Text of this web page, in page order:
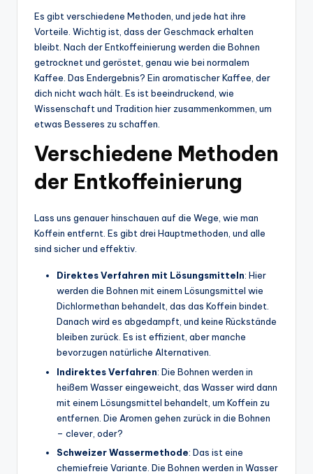
Es gibt verschiedene Methoden, und jede hat ihre
Vorteile. Wichtig ist, dass der Geschmack erhalten
bleibt. Nach der Entkoffeinierung werden die Bohnen
getrocknet und geröstet, genau wie bei normalem
Kaffee. Das Endergebnis? Ein aromatischer Kaffee, der
dich nicht wach hält. Es ist beeindruckend, wie
Wissenschaft und Tradition hier zusammenkommen, um
etwas Besseres zu schaffen.
Verschiedene Methoden
der Entkoffeinierung
Lass uns genauer hinschauen auf die Wege, wie man
Koffein entfernt. Es gibt drei Hauptmethoden, und alle
sind sicher und effektiv.
Direktes Verfahren mit Lösungsmitteln: Hier
werden die Bohnen mit einem Lösungsmittel wie
Dichlormethan behandelt, das das Koffein bindet.
Danach wird es abgedampft, und keine Rückstände
bleiben zurück. Es ist effizient, aber manche
bevorzugen natürliche Alternativen.
Indirektes Verfahren: Die Bohnen werden in
heißem Wasser eingeweicht, das Wasser wird dann
mit einem Lösungsmittel behandelt, um Koffein zu
entfernen. Die Aromen gehen zurück in die Bohnen
– clever, oder?
Schweizer Wassermethode: Das ist eine
chemiefreie Variante. Die Bohnen werden in Wasser